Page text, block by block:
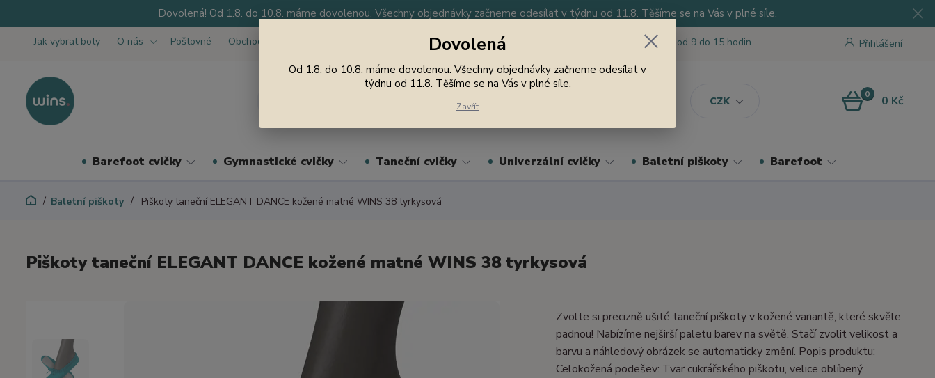
Dovolená! Od 1.8. do 10.8. máme dovolenou. Všechny objednávky začneme odesílat v týdnu od 11.8. Těšíme se na Vás v plné síle.
Jak vybrat boty O nás Poštovné Obchodní podmínky
CZK
Přihlášení
Nevíte si rady? Zavolejte. Jsme tu pro Vás od 9 do 15 hodin
0 0 Kč
Barefoot cvičky Gymnastické cvičky Taneční cvičky Univerzální cvičky Baletní piškoty Barefoot
Baletní piškoty Piškoty taneční ELEGANT DANCE kožené matné WINS 38 tyrkysová
Piškoty taneční ELEGANT DANCE kožené matné WINS 38 tyrkysová
Zvolte si precizně ušité taneční piškoty v kožené variantě, které skvěle
padnou! Nabízíme nejširší paletu barev na světě. Stačí zvolit velikost a
barvu a náhledový obrázek se automaticky změní. Popis produktu:
Celokožená podešev: Tvar cukrářského piškotu, velice oblíbený
Dovolená
Od 1.8. do 10.8. máme dovolenou. Všechny objednávky začneme odesílat v
týdnu od 11.8. Těšíme se na Vás v plné síle.
Zavřít